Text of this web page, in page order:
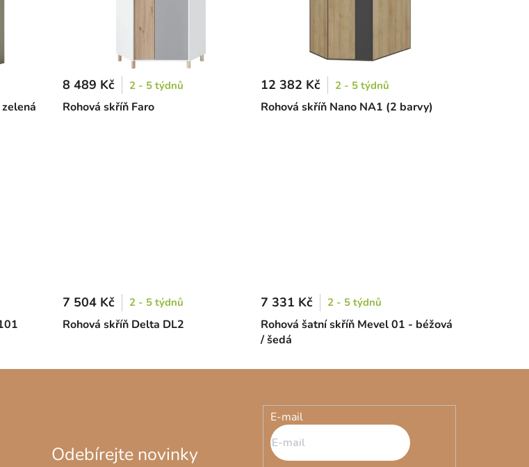
Rohová skříň Faro
8 489 Kč 2 - 5 týdnů
Rohová skříň Nano NA1 (2 barvy)
12 382 Kč 2 - 5 týdnů
Rohová skříň Delta DL2
7 504 Kč 2 - 5 týdnů
Rohová šatní skříň Mevel 01 - béžová
/ šedá
7 331 Kč 2 - 5 týdnů
E-mail